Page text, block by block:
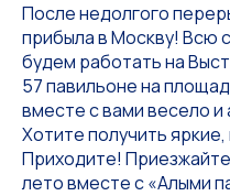
После недолгого
прибыла в Москву!
будем работать на
57 павильоне на
вместе с вами весело
Хотите получить
Приходите!
лето вместе с «Алыми